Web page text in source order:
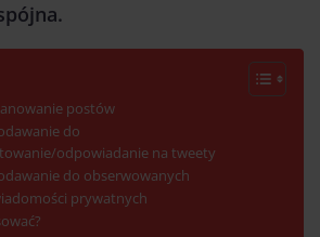
postów
do
odpowiadanie na tweety
do obserwowanych
prywatnych